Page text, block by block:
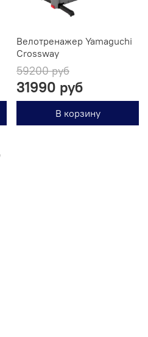
Велотренажер Yamaguchi
Crossway
59200 руб
31990 руб
В корзину